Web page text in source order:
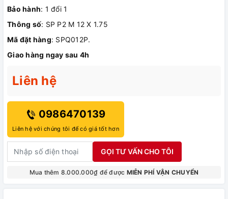
Bảo hành: 1 đổi 1
Thông số: SP P2 M 12 X 1.75
Mã đặt hàng: SPQ012P.
Giao hàng ngay sau 4h
Liên hệ
0986470139
Liên hệ với chúng tôi để có giá tốt hơn
GỌI TƯ VẤN CHO TÔI
Mua thêm 8.000.000₫ để được MIỄN PHÍ VẬN CHUYỂN